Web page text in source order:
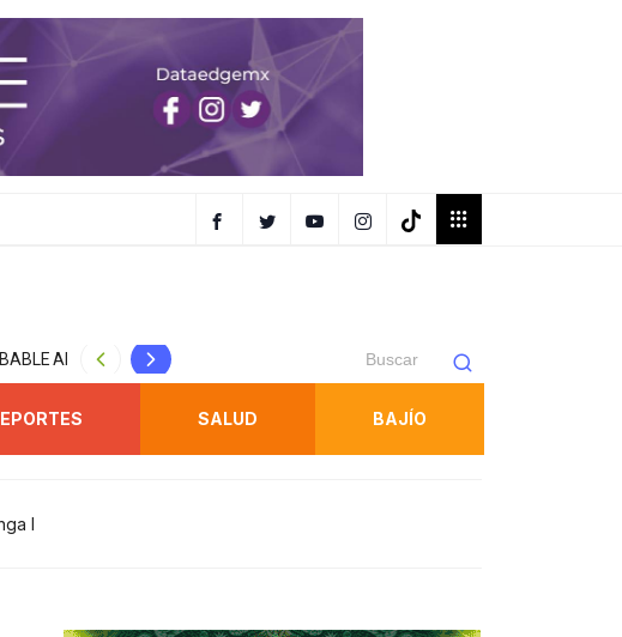
ABUSO SEXUAL* ESTRATEGIA INTEGRAL DE SEGURIDAD FORTALECE
SALUD BAJÍO
I